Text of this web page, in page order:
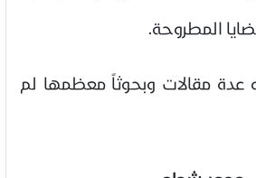
المطروحة.
مقالات وبحوثاً معظمها لم